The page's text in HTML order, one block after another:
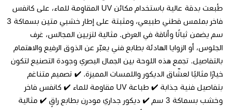
اطلب المنتج
طُبعت بدقة عالية باستخدام مكائن UV المقاوِمة للماء، على كانفس
فاخر بملمس قطني طبيعي، ومثبتة على إطار خشبي متين بسماكة 3
سم يضمن ثباتًا وأناقة في العرض. مثالية لتزيين المجالس، غرف
الجلوس، أو الزوايا الهادئة بطابع فني يعبّر عن الذوق الرفيع والاهتمام
بالتفاصيل. تجمع هذه اللوحة بين الجمال البصري وجودة التصنيع لتكون
خيارًا مثاليًا لعشّاق الديكور واللمسات المميزة. ✔️ تصميم متناغم
بتفاصيل فنية جذابة ✔️ طباعة UV مقاومة للماء ✔️ كانفس فاخر
وخشب بسماكة 3 سم ✔️ ديكور جداري مودرن بطابع راقٍ ✔️ مثالية